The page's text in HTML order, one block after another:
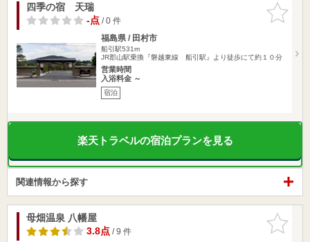
お気に入
りに追加
四季の宿 天瑞
-点/ 0 件
福島県 / 田村市
船引駅531m
JR郡山駅乗換『磐越東線 船引駅』より徒歩にて約１０分
営業時間
入浴料金 ～
宿泊
楽天トラベルの宿泊プランを見る
関連情報から探す
お気に入
りに追加
母畑温泉 八幡屋
3.8点/ 9 件